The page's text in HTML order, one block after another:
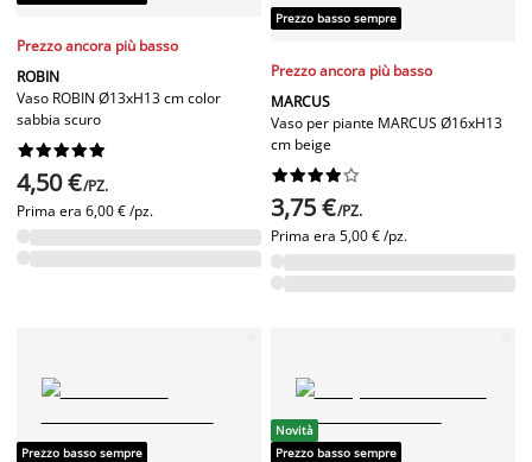
Prezzo ancora più basso
ROBIN
Vaso ROBIN Ø13xH13 cm color
sabbia scuro






4,50 €/PZ.
Prima era 6,00 € /pz.
Prezzo basso sempre
Prezzo ancora più basso
MARCUS
Vaso per piante MARCUS Ø16xH13
cm beige






3,75 €/PZ.
Prima era 5,00 € /pz.
Prezzo basso sempre
Novità
Prezzo basso sempre